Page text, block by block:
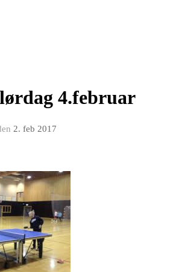
4.februar
2. feb 2017